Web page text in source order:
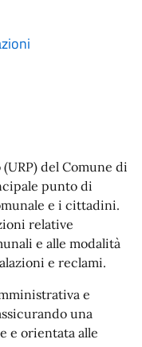
del Comune di
punto di
e i cittadini.
relative
e alle modalità
e reclami.
e
una
e orientata alle